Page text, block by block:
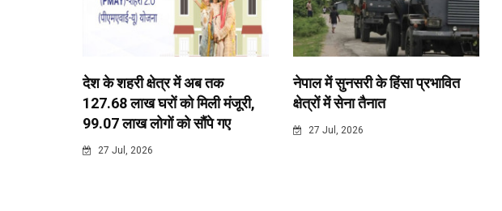
देश के शहरी क्षेत्र में अब तक
127.68 लाख घरों को मिली मंजूरी,
99.07 लाख लोगों को सौंपे गए
27 Jul, 2026
नेपाल में सुनसरी के हिंसा प्रभावित
क्षेत्रों में सेना तैनात
27 Jul, 2026